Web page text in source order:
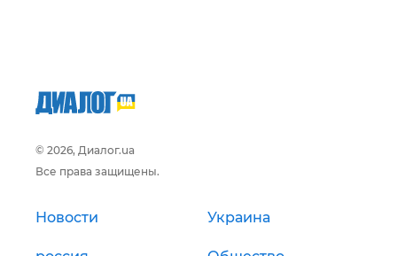
© 2026, Диалог.ua
Все права защищены.
Новости Украина